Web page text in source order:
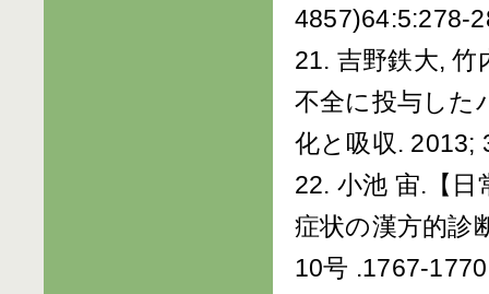
4857)64:5:278-
21. 吉野鉄大, 竹
不全に投与した
化と吸収. 2013;
22. 小池 宙.【
症状の漢方的
10号 .1767-